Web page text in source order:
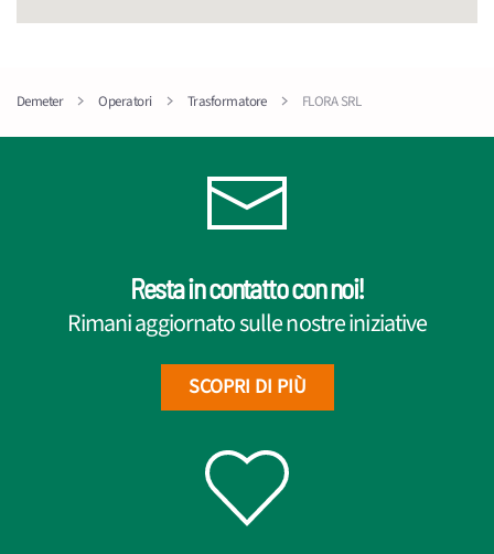
Demeter Operatori Trasformatore FLORA SRL
Resta in contatto con noi!
Rimani aggiornato sulle nostre iniziative
SCOPRI DI PIÙ